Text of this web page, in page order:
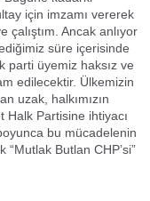
için imzamı vererek
Ancak anlıyor
süre içerisinde
parti üyemiz haksız ve
edilecektir. Ülkemizin
uzak, halkımızın
Halk Partisine ihtiyacı
bu mücadelenin
Butlan CHP’si”